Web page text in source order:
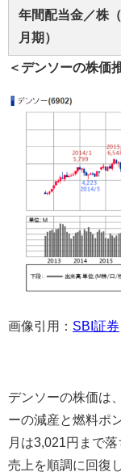
年間配当金／株
月期）
＜デンソーの株価
画像引用： SBI 証券
デンソーの株価は
ーの減産と燃料ポ
月は3,021円まで
売上を順調に回復